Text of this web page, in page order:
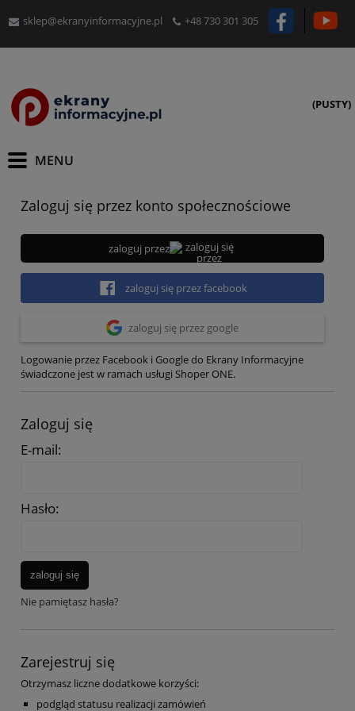
sklep@ekranyinformacyjne.pl +48 730 301 305
(PUSTY)
Zaloguj się przez konto społecznościowe
zaloguj przez
zaloguj się przez facebook
zaloguj się przez google
Logowanie przez Facebook i Google do Ekrany Informacyjne
świadczone jest w ramach usługi Shoper ONE.
Zaloguj się
E-mail:
Hasło:
zaloguj się
Nie pamiętasz hasła?
Zarejestruj się
Otrzymasz liczne dodatkowe korzyści:
podgląd statusu realizacji zamówień